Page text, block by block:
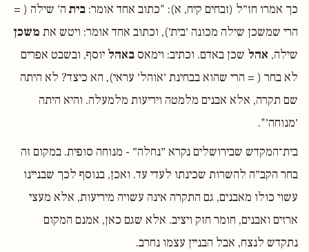
כך אמרו חז״ל (זבחים קיח, א): "כתוב אחד אומר: בית ה׳ שילה ( =
הרי שמשכן שילה מכונה ׳בית׳), וכתוב אחד אומר: ויטש את משכן
שילה, אהל שכן באדם. וכתיב: וימאס באהל יוסף, ובשבט אפרים
לא בחר ( = הרי שהוא בבחינת ׳אוהל׳ עראי), הא כיצד? לא היתה
שם תקרה, אלא אבנים מלמטה ויריעות מלמעלה. והיא היתה
׳מנוחה׳".
בית־המקדש שבירושלים נקרא ״נחלה״ - מנוחה סופית. במקום זה
בחר הקב״ה להשרות שכינתו לעדי עד. ואכן, בנוסף לכך שבניינו
עשוי כולו מאבנים, גם התקרה אינה עשויה מיריעות, אלא מעצי
ארזים ואבנים, חומר חזק ויציב. אלא שגם כאן, אמנם המקום
נתקדש לנצח, אבל הבניין עצמו נחרב.